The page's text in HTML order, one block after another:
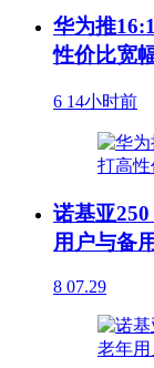
华为推
性价比宽
6 14小时前
诺基亚
用户与备
8 07.29